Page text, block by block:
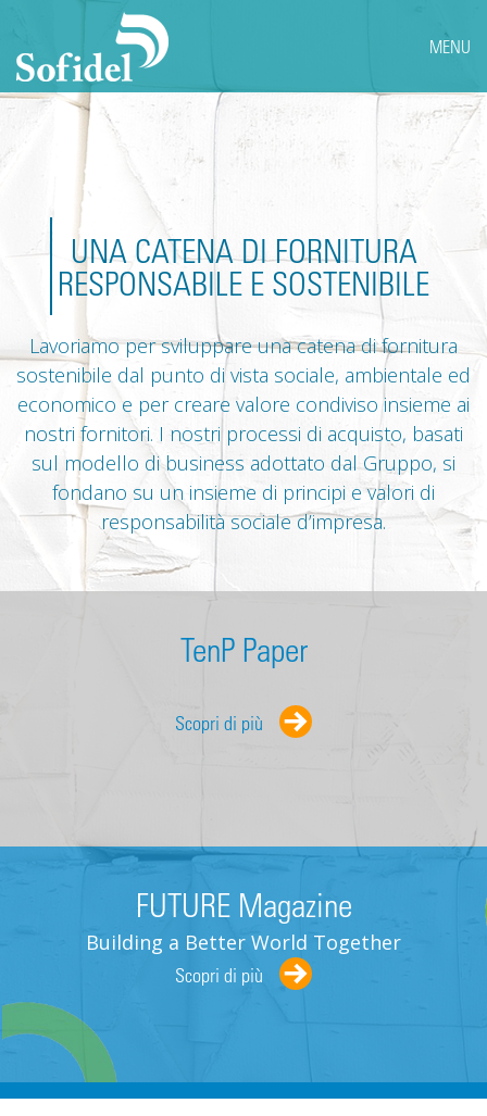
MENU
UNA CATENA DI FORNITURA
RESPONSABILE E SOSTENIBILE
Lavoriamo per sviluppare una catena di fornitura
sostenibile dal punto di vista sociale, ambientale ed
economico e per creare valore condiviso insieme ai
nostri fornitori. I nostri processi di acquisto, basati
sul modello di business adottato dal Gruppo, si
fondano su un insieme di principi e valori di
responsabilità sociale d’impresa.
TenP Paper
Scopri di più
FUTURE Magazine
Building a Better World Together
Scopri di più